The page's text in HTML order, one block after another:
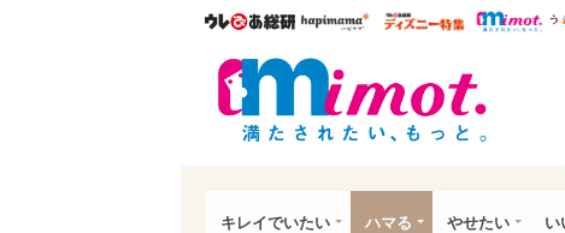
ウレぴあ総研ハピママ* ウレぴあ
キレイでいたい ハマる やせたい い